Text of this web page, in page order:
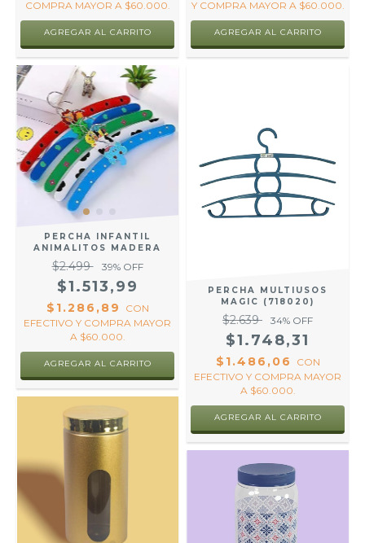
COMPRA MAYOR A $60.000.
AGREGAR AL CARRITO
Y COMPRA MAYOR A $60.000.
AGREGAR AL CARRITO
PERCHA INFANTIL
ANIMALITOS MADERA
$2.499 39% OFF
$1.513,99
$1.286,89
CON
EFECTIVO Y COMPRA MAYOR
A $60.000.
AGREGAR AL CARRITO
PERCHA MULTIUSOS
MAGIC (718020)
$2.639 34% OFF
$1.748,31
$1.486,06
CON
EFECTIVO Y COMPRA MAYOR
A $60.000.
AGREGAR AL CARRITO